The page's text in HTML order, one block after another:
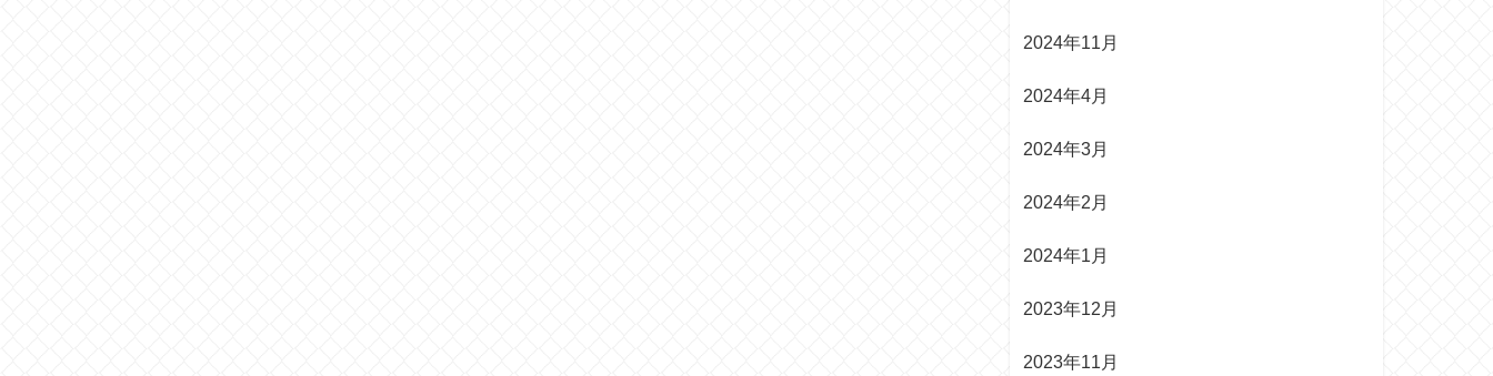
2024年11月
2024年4月
2024年3月
2024年2月
2024年1月
2023年12月
2023年11月